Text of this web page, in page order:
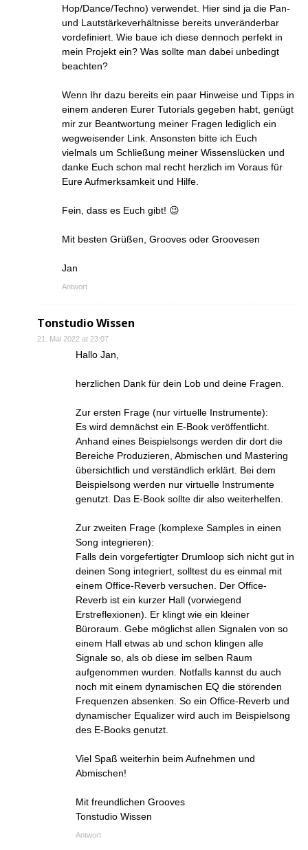
Hop/Dance/Techno) verwendet. Hier sind ja die Pan-
und Lautstärkeverhältnisse bereits unveränderbar
vordefiniert. Wie baue ich diese dennoch perfekt in
mein Projekt ein? Was sollte man dabei unbedingt
beachten?
Wenn Ihr dazu bereits ein paar Hinweise und Tipps in
einem anderen Eurer Tutorials gegeben habt, genügt
mir zur Beantwortung meiner Fragen lediglich ein
wegweisender Link. Ansonsten bitte ich Euch
vielmals um Schließung meiner Wissenslücken und
danke Euch schon mal recht herzlich im Voraus für
Eure Aufmerksamkeit und Hilfe.
Fein, dass es Euch gibt! 😉
Mit besten Grüßen, Grooves oder Groovesen
Jan
Antwort
Tonstudio Wissen
21. Mai 2022 at 23:07
Hallo Jan,
herzlichen Dank für dein Lob und deine Fragen.
Zur ersten Frage (nur virtuelle Instrumente):
Es wird demnächst ein E-Book veröffentlicht.
Anhand eines Beispielsongs werden dir dort die
Bereiche Produzieren, Abmischen und Mastering
übersichtlich und verständlich erklärt. Bei dem
Beispielsong werden nur virtuelle Instrumente
genutzt. Das E-Book sollte dir also weiterhelfen.
Zur zweiten Frage (komplexe Samples in einen
Song integrieren):
Falls dein vorgefertigter Drumloop sich nicht gut in
deinen Song integriert, solltest du es einmal mit
einem Office-Reverb versuchen. Der Office-
Reverb ist ein kurzer Hall (vorwiegend
Erstreflexionen). Er klingt wie ein kleiner
Büroraum. Gebe möglichst allen Signalen von so
einem Hall etwas ab und schon klingen alle
Signale so, als ob diese im selben Raum
aufgenommen wurden. Notfalls kannst du auch
noch mit einem dynamischen EQ die störenden
Frequenzen absenken. So ein Office-Reverb und
dynamischer Equalizer wird auch im Beispielsong
des E-Books genutzt.
Viel Spaß weiterhin beim Aufnehmen und
Abmischen!
Mit freundlichen Grooves
Tonstudio Wissen
Antwort